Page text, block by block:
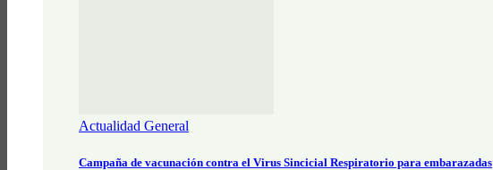
Actualidad General
Campaña de vacunación contra el Virus Sincicial Respiratorio para embarazadas